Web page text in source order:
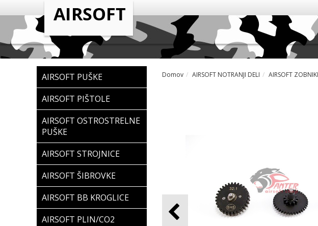
AIRSOFT PUŠKE
AIRSOFT PIŠTOLE
AIRSOFT OSTROSTRELNE
PUŠKE
AIRSOFT STROJNICE
AIRSOFT ŠIBROVKE
AIRSOFT BB KROGLICE
AIRSOFT PLIN/CO2
Domov AIRSOFT NOTRANJI DELI AIRSOFT ZOBNIKI